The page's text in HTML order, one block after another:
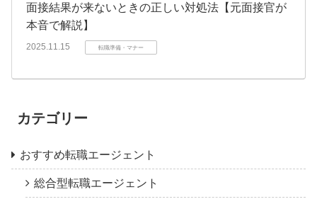
面接結果が来ないときの正しい対処法【元面接官が
本音で解説】
2025.11.15 転職準備・マナー
カテゴリー
おすすめ転職エージェント
総合型転職エージェント